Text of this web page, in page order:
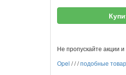
Не пропускайте акции
Opel ///подобные